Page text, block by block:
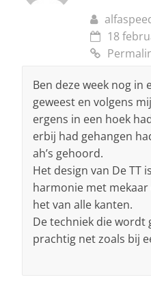
18
Ben deze week nog in
geweest en volgens
ergens in een hoek
erbij had gehangen
ah’s gehoord.
Het design van De TT
harmonie met
het van alle kanten.
De techniek die wordt
prachtig net zoals bij